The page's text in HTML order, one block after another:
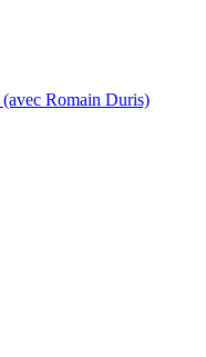
Romain Duris)